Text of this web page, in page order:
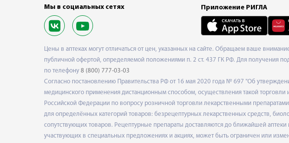
Мы в социальных сетях Приложение РИГЛА
Цены в аптеках могут отличаться от цен, указанных на сайте. Обращаем ваше
публичной офертой, определяемой положениями п. 2 ст. 437 ГК РФ. Для получения
по телефону 8 (800) 777-03-03
Согласно постановлению Правительства РФ от 16 мая 2020 года № 697 "Об
медицинского применения дистанционным способом, осуществления такой
Российской Федерации по вопросу розничной торговли лекарственными
для определённых категорий товаров: безрецептурных лекарственных средств,
сопутствующих товаров. Рецептурные препараты доставляются до ближайшей
участвующих в специальных предложениях и акциях, может быть ограничен или